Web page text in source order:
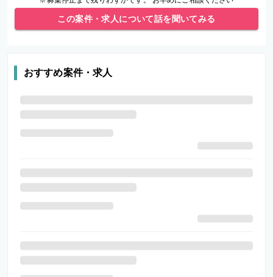
この案件・求人について話を聞いてみる
おすすめ案件・求人